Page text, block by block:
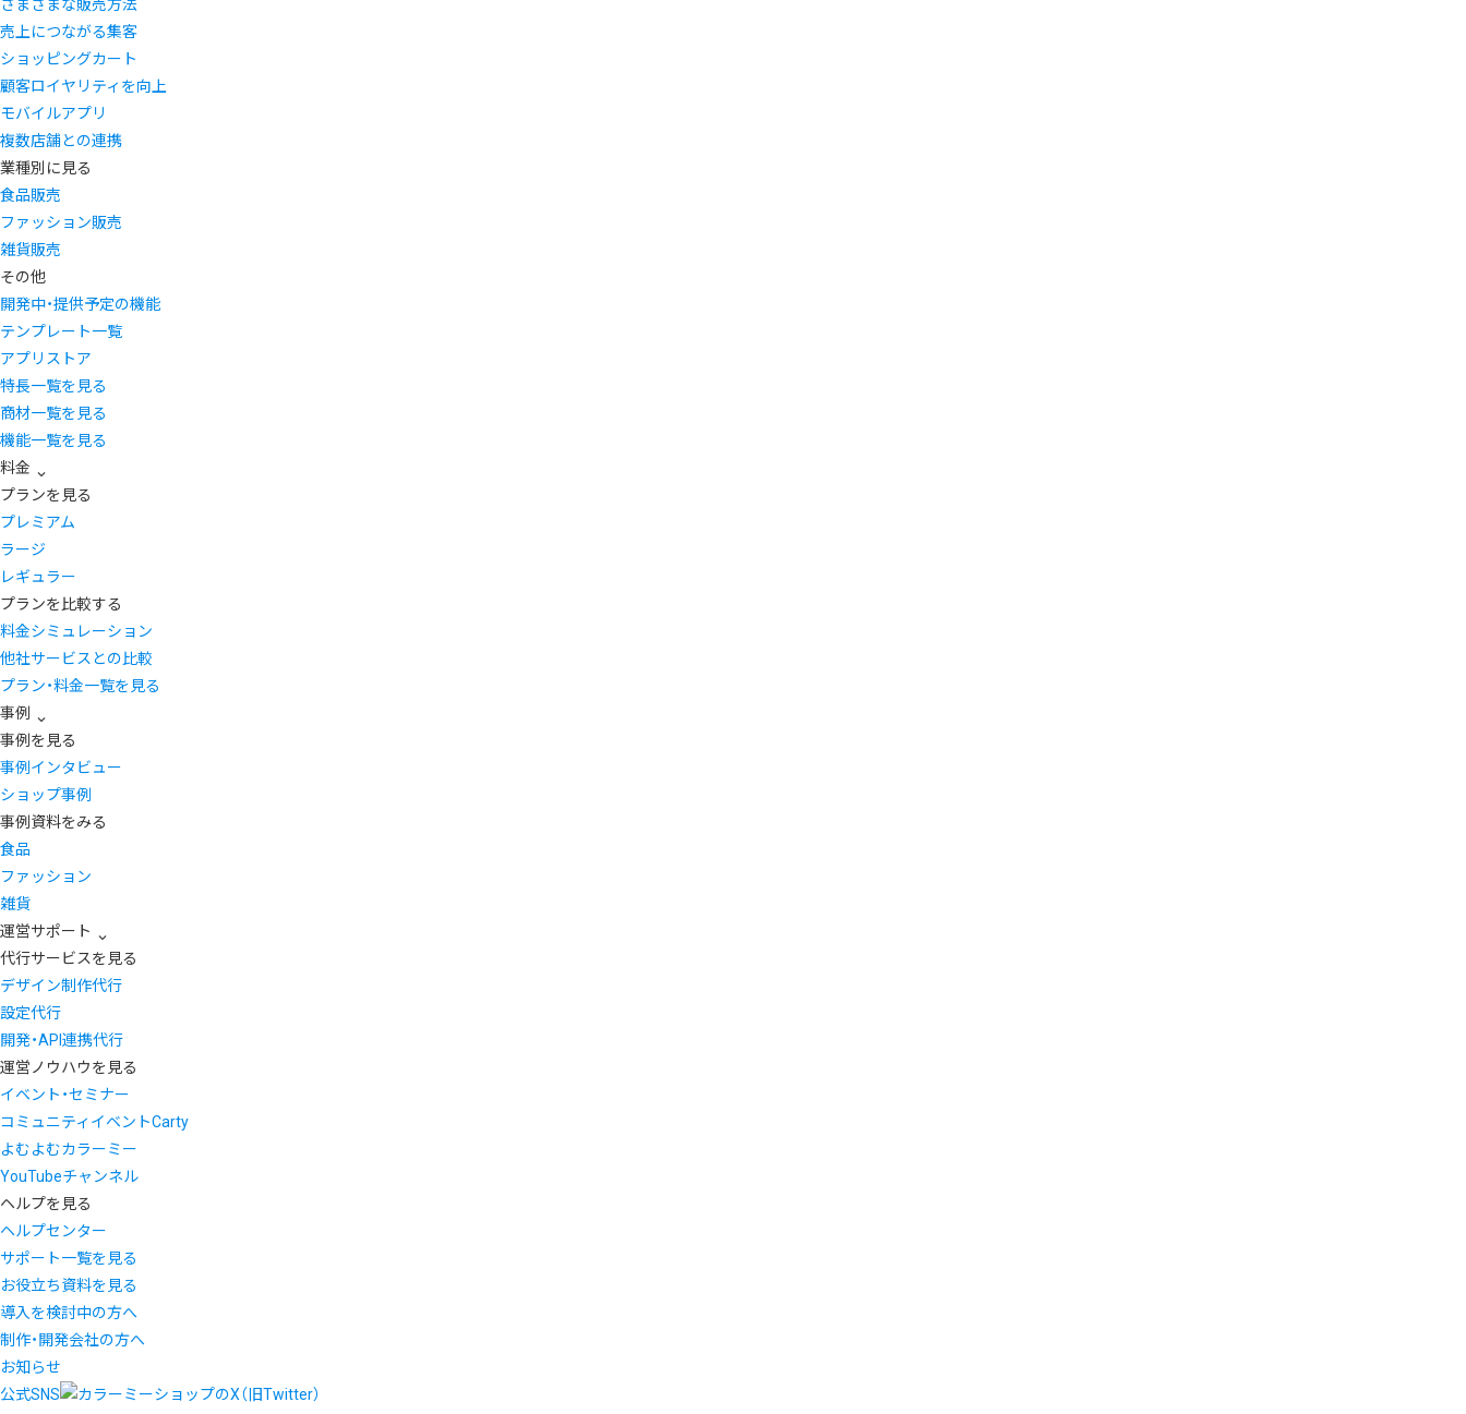
さまざまな販売方法
売上につながる集客
ショッピングカート
顧客ロイヤリティを向上
モバイルアプリ
複数店舗との連携
業種別に見る
食品販売
ファッション販売
雑貨販売
その他
開発中・提供予定の機能
テンプレート一覧
アプリストア
特長一覧を見る
商材一覧を見る
機能一覧を見る
料金
プランを見る
プレミアム
ラージ
レギュラー
プランを比較する
料金シミュレーション
他社サービスとの比較
プラン・料金一覧を見る
事例
事例を見る
事例インタビュー
ショップ事例
事例資料をみる
食品
ファッション
雑貨
運営サポート
代行サービスを見る
デザイン制作代行
設定代行
開発・API連携代行
運営ノウハウを見る
イベント・セミナー
コミュニティイベントCarty
よむよむカラーミー
YouTubeチャンネル
ヘルプを見る
ヘルプセンター
サポート一覧を見る
お役立ち資料を見る
導入を検討中の方へ
制作・開発会社の方へ
お知らせ
公式SNS